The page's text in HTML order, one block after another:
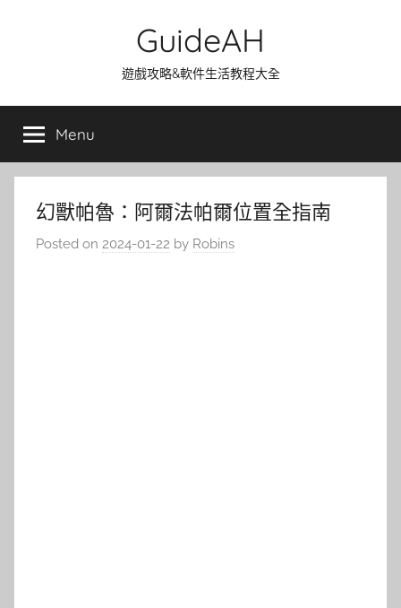
GuideAH
遊戲攻略&軟件生活教程大全
Menu
幻獸帕魯：阿爾法帕爾位置全指南
Posted on 2024-01-22 by Robins